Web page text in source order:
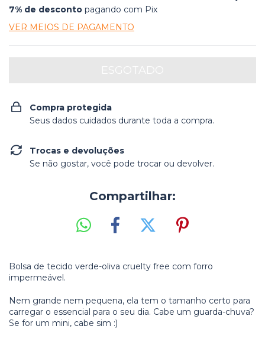
7% de desconto pagando com Pix
VER MEIOS DE PAGAMENTO
Compra protegida
Seus dados cuidados durante toda a compra.
Trocas e devoluções
Se não gostar, você pode trocar ou devolver.
Compartilhar:
Bolsa de tecido verde-oliva cruelty free com forro
impermeável.
Nem grande nem pequena, ela tem o tamanho certo para
carregar o essencial para o seu dia. Cabe um guarda-chuva?
Se for um mini, cabe sim :)